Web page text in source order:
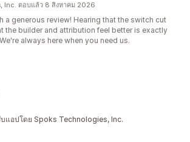
Inc. ตอบแล้ว 8 สิงหาคม 2026
a generous review! Hearing that the switch cut
the builder and attribution feel better is exactly
always here when you need us.
แอปโดย Spoks Technologies, Inc.